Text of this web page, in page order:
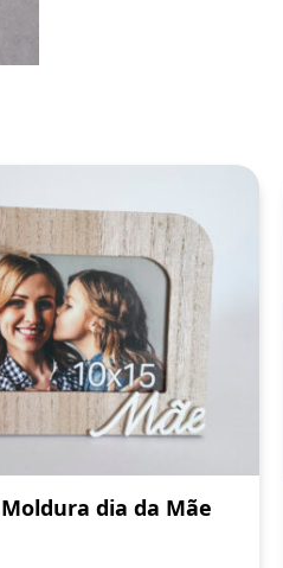
dia da Mãe